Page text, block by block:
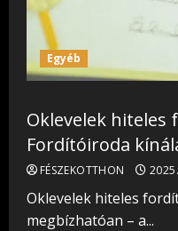
Egyéb
Oklevelek
Fordítóiroda
FÉSZEKOTTHON
Oklevelek hiteles
megbízhatóan – a...